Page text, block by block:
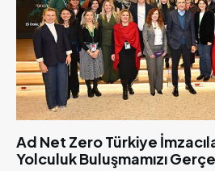
Ad Net Zero Türkiye
Yolculuk Buluşmamızı